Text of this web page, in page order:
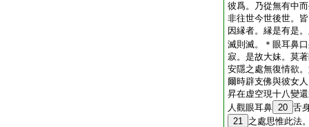
彼爲。乃從無有中
非往世今世後世。
因縁者。縁是有是
滅則滅。＊眼耳鼻
寂。是故大妹。莫
安隱之處無復情欲
爾時辟支佛與彼女
昇在虚空現十八變
人觀眼耳鼻 20 舌
21 之處思惟此法